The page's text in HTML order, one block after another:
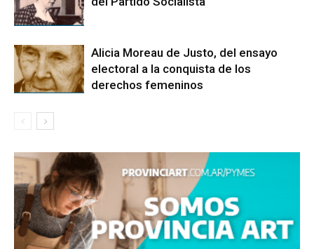
Alicia Moreau de Justo, del ensayo
electoral a la conquista de los
derechos femeninos